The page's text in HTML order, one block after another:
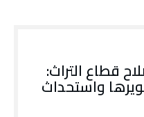
قطاع التراث:
واستحداث